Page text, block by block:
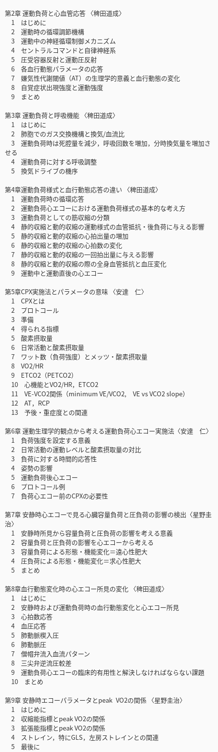
第2章 運動負荷と心血管応答 〈稗田道成〉
1 はじめに
2 運動時の循環調節機構
3 運動中の神経循環制御メカニズム
4 セントラルコマンドと自律神経系
5 圧受容器反射と運動圧反射
6 各血行動態パラメータの応答
7 嫌気性代謝閾値（AT）の生理学的意義と血行動態の変化
8 自覚症状出現強度と運動強度
9 まとめ
第3章 運動負荷と呼吸機能 〈稗田道成〉
1 はじめに
2 肺胞でのガス交換機構と換気/血流比
3 運動負荷時は死腔量を減少，呼吸回数を増加，分時換気量を増加さ
せる
4 運動負荷に対する呼吸調整
5 換気ドライブの機序
第4章運動負荷様式と血行動態応答の違い 〈稗田道成〉
1 運動負荷時の循環応答
2 運動負荷心エコーにおける運動負荷様式の基本的な考え方
3 運動負荷としての筋収縮の分類
4 静的収縮と動的収縮の運動様式の血管抵抗・後負荷に与える影響
5 静的収縮と動的収縮の心拍出量の増加
6 静的収縮と動的収縮の心拍数の変化
7 静的収縮と動的収縮の一回拍出量に与える影響
8 静的収縮と動的収縮の際の全身血管抵抗と血圧変化
9 運動中と運動直後の心エコー
第5章CPX実施法とパラメータの意味 〈安達 仁〉
1 CPXとは
2 プロトコール
3 準備
4 得られる指標
5 酸素摂取量
6 日常活動と酸素摂取量
7 ワット数（負荷強度）とメッツ・酸素摂取量
8 VO2/HR
9 ETCO2（PETCO2）
10 心機能とVO2/HR，ETCO2
11 VE-VCO2関係（minimum VE/VCO2, VE vs VCO2 slope）
12 AT，RCP
13 予後・重症度との関連
第6章 運動生理学的観点から考える運動負荷心エコー実施法〈安達 仁〉
1 負荷強度を設定する意義
2 日常活動の運動レベルと酸素摂取量の対比
3 負荷に対する時間的応答性
4 姿勢の影響
5 運動負荷後心エコー
6 プロトコール例
7 負荷心エコー前のCPXの必要性
第7章 安静時心エコーで見る心臓容量負荷と圧負荷の影響の検出〈星野圭
治〉
1 安静時所見から容量負荷と圧負荷の影響を考える意義
2 容量負荷と圧負荷の影響を心エコーから考える
3 容量負荷による形態・機能変化＝遠心性肥大
4 圧負荷による形態・機能変化＝求心性肥大
5 まとめ
第8章血行動態変化時の心エコー所見の変化 〈稗田道成〉
1 はじめに
2 安静時および運動負荷時の血行動態変化と心エコー所見
3 心拍数応答
4 血圧応答
5 肺動脈楔入圧
6 肺動脈圧
7 僧帽弁流入血流パターン
8 三尖弁逆流圧較差
9 運動負荷心エコーの臨床的有用性と解決しなければならない課題
10 まとめ
第9章 安静時エコーパラメータとpeak VO2の関係 〈星野圭治〉
1 はじめに
2 収縮能指標とpeak VO2の関係
3 拡張能指標とpeak VO2の関係
4 ストレイン，特にGLS，左房ストレインとの関連
5 最後に